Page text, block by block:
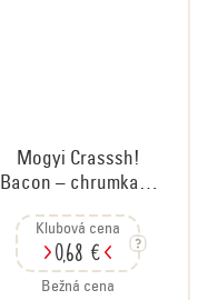
Mogyi Crasssh!
Bacon – chrumkavý
príchuťou, 60 g
Klubová cena
0,68 €
Bežná cena